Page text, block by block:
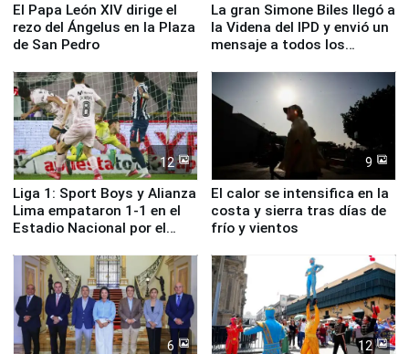
El Papa León XIV dirige el
rezo del Ángelus en la Plaza
de San Pedro
La gran Simone Biles llegó a
la Videna del IPD y envió un
mensaje a todos los
12
Liga 1: Sport Boys y Alianza
Lima empataron 1-1 en el
Estadio Nacional por el
9
El calor se intensifica en la
costa y sierra tras días de
frío y vientos
6 12